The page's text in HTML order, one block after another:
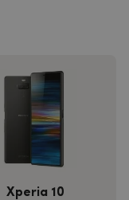
Xperia 10